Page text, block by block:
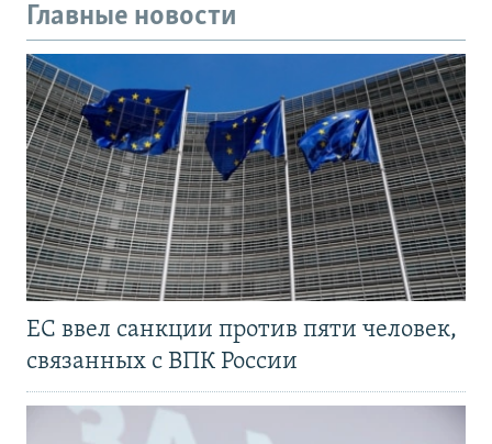
Главные новости
ЕС ввел санкции против пяти человек,
связанных с ВПК России